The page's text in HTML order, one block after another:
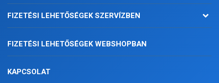
FIZETÉSI LEHETŐSÉGEK SZERVÍZBEN
FIZETÉSI LEHETŐSÉGEK WEBSHOPBAN
KAPCSOLAT